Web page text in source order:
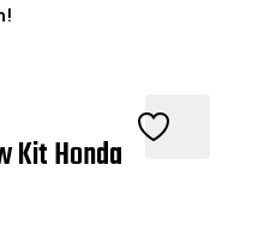
CRF250/450F/RX 25-..
Kit Honda